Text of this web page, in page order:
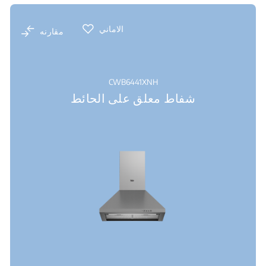
الاماني مقارنه
CWB6441XNH
شفاط معلق على الحائط